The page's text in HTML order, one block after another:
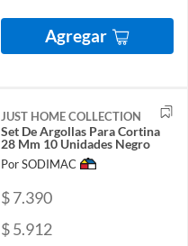
Agregar
JUST HOME COLLECTION
Set De Argollas Para Cortina
28 Mm 10 Unidades Negro
Por SODIMAC
$ 7.390
$ 5.912